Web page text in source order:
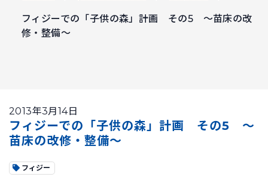
フィジーでの「子供の森」計画 その5 ～苗床の改
修・整備～
2013年3月14日
フィジーでの「子供の森」計画 その5 ～
苗床の改修・整備～
フィジー